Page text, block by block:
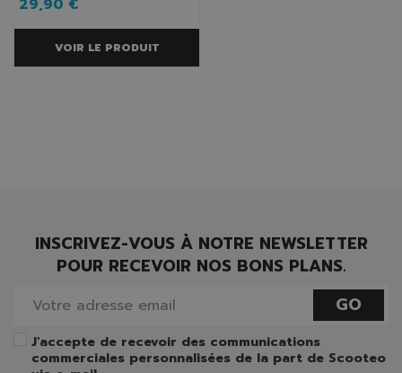
VOIR LE PRODUIT
INSCRIVEZ-VOUS À NOTRE NEWSLETTER
POUR RECEVOIR NOS BONS PLANS.
GO
J'accepte de recevoir des communications
commerciales personnalisées de la part de Scooteo